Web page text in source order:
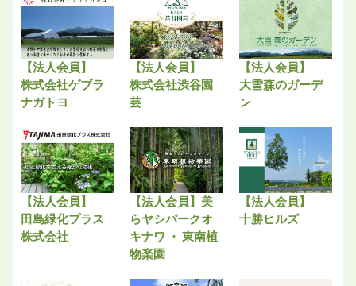
【法人会員】
株式会社ゲブラ
ナガトヨ
【法人会員】
株式会社渋谷園
芸
【法人会員】
大雪森のガーデ
ン
【法人会員】
田島緑化プラス
株式会社
【法人会員】美
らヤシパークオ
キナワ ・ 東南植
物楽園
【法人会員】
十勝ヒルズ